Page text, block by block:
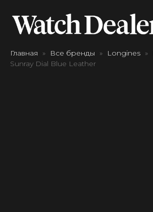
Главная Все бренды Longines
Sunray Dial Blue Leather